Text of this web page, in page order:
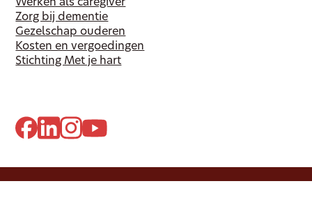
Werken als caregiver
Zorg bij dementie
Gezelschap ouderen
Kosten en vergoedingen
Stichting Met je hart